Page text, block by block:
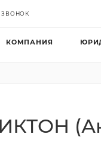
ЗВОНОК
КОМПАНИЯ